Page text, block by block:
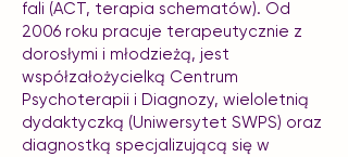
fali (ACT, terapia schematów). Od
2006 roku pracuje terapeutycznie z
dorosłymi i młodzieżą, jest
współzałożycielką Centrum
Psychoterapii i Diagnozy, wieloletnią
dydaktyczką (Uniwersytet SWPS) oraz
diagnostką specjalizującą się w